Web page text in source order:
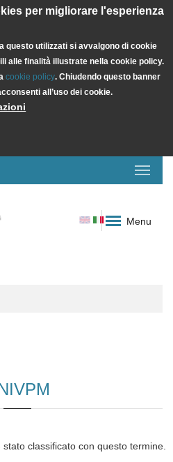
per migliorare l'esperienza
questo utilizzati si avvalgono di cookie
alle finalità illustrate nella cookie policy.
cookie policy. Chiudendo questo banner
all’uso dei cookie.
Menu
classificato con questo termine.